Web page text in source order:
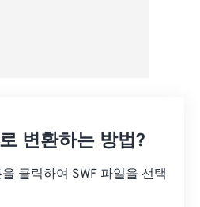
변환하는 방법?
클릭하여 SWF 파일을 선택